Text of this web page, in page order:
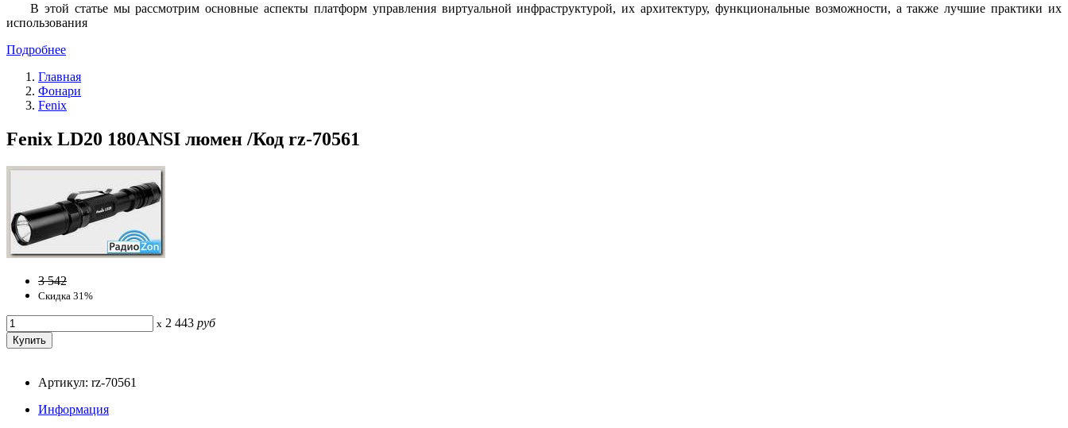
В этой статье мы рассмотрим основные аспекты платформ управления виртуальной инфраструктурой, их архитектуру, функциональные возможности, а также лучшие практики их
использования
Подробнее
Главная
Фонари
Fenix
Fenix LD20 180ANSI люмен /Код rz-70561
3 542
Скидка 31%
x 2 443 руб
Артикул: rz-70561
Информация